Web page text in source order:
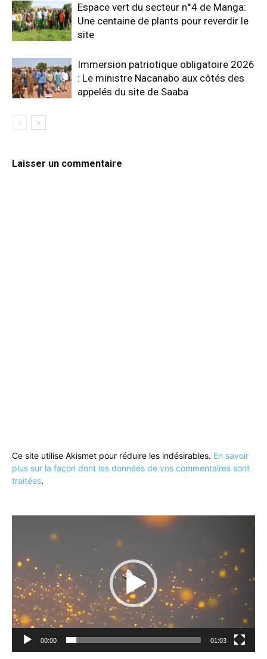
Espace vert du secteur n°4 de Manga:
Une centaine de plants pour reverdir le
site
Immersion patriotique obligatoire 2026
: Le ministre Nacanabo aux côtés des
appelés du site de Saaba
Laisser un commentaire
Ce site utilise Akismet pour réduire les indésirables. En savoir
plus sur la façon dont les données de vos commentaires sont
traitées.
00:00 01:03